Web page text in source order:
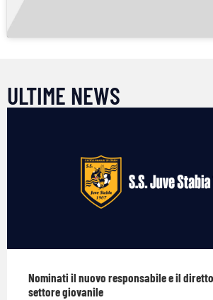
ULTIME NEWS
Nominati il nuovo responsabile e il
settore giovanile